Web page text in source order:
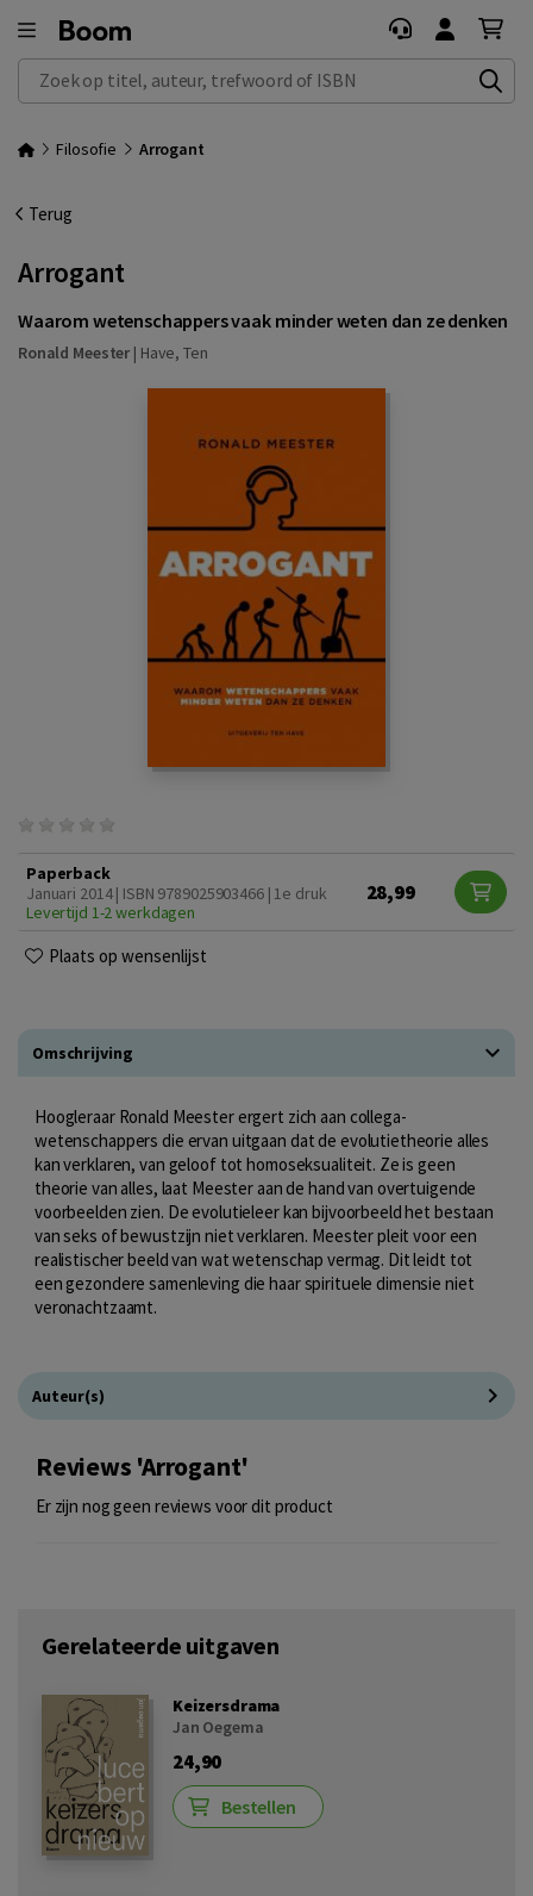
Zoek op titel, auteur, trefwoord of ISBN
Filosofie Arrogant
Terug
Arrogant
Waarom wetenschappers vaak minder weten dan ze denken
Ronald Meester | Have, Ten
Paperback
Januari 2014 | ISBN 9789025903466 | 1e druk
Levertijd 1-2 werkdagen
28,99
Plaats op wensenlijst
Omschrijving
Hoogleraar Ronald Meester ergert zich aan collega-
wetenschappers die ervan uitgaan dat de evolutietheorie alles
kan verklaren, van geloof tot homoseksualiteit. Ze is geen
theorie van alles, laat Meester aan de hand van overtuigende
voorbeelden zien. De evolutieleer kan bijvoorbeeld het bestaan
van seks of bewustzijn niet verklaren. Meester pleit voor een
realistischer beeld van wat wetenschap vermag. Dit leidt tot
een gezondere samenleving die haar spirituele dimensie niet
veronachtzaamt.
Auteur(s)
Reviews 'Arrogant'
Er zijn nog geen reviews voor dit product
Gerelateerde uitgaven
Keizersdrama
Jan Oegema
24,90
Bestellen